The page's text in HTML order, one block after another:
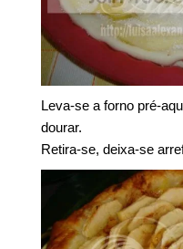
Leva-se a forno pré-
dourar.
Retira-se, deixa-se